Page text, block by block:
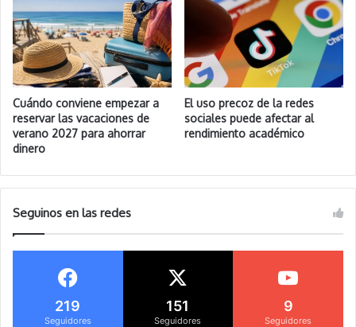
Cuándo conviene empezar a
reservar las vacaciones de
verano 2027 para ahorrar
dinero
El uso precoz de la redes
sociales puede afectar al
rendimiento académico
Seguinos en las redes
219
Seguidores
151
Seguidores
9
Seguidores